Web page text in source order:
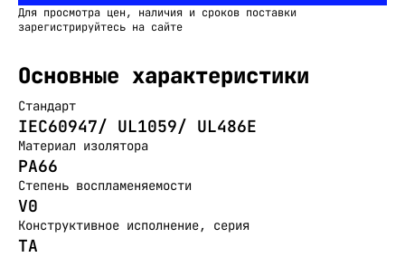
Вход
Для просмотра цен, наличия и сроков поставки
зарегистрируйтесь на сайте
Основные характеристики
Стандарт
IEC60947/ UL1059/ UL486E
Материал изолятора
PA66
Степень воспламеняемости
V0
Конструктивное исполнение, серия
TA